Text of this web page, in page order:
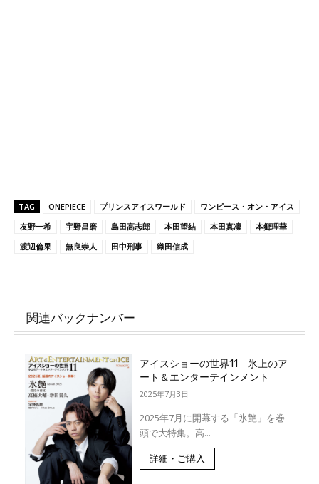
TAG ONEPIECE プリンスアイスワールド
ワンピース・オン・アイス
友野一希
宇野昌磨 島田高志郎 本田望結 本田真凜
本郷理華
渡辺倫果
無良崇人 田中刑事 織田信成
関連バックナンバー
アイスショーの世界11 氷上のア
ート＆エンターテインメント
2025年7月3日
2025年7月に開幕する「氷艶」を巻
頭で大特集。高...
詳細・ご購入